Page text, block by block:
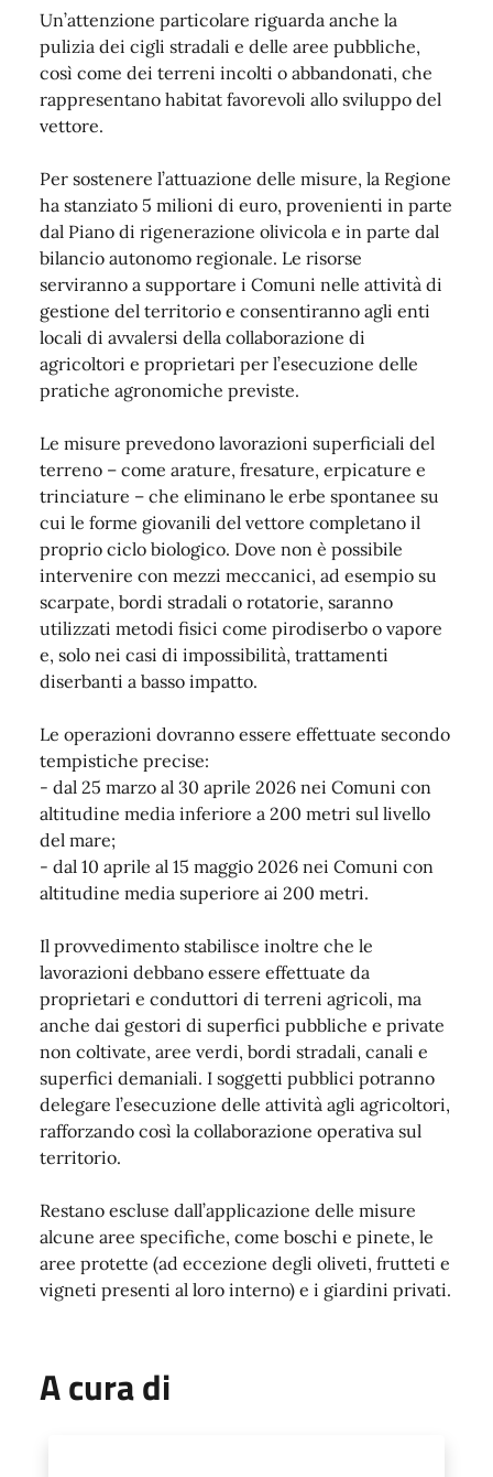
Un’attenzione particolare riguarda anche la
pulizia dei cigli stradali e delle aree pubbliche,
così come dei terreni incolti o abbandonati, che
rappresentano habitat favorevoli allo sviluppo del
vettore.
Per sostenere l’attuazione delle misure, la Regione
ha stanziato 5 milioni di euro, provenienti in parte
dal Piano di rigenerazione olivicola e in parte dal
bilancio autonomo regionale. Le risorse
serviranno a supportare i Comuni nelle attività di
gestione del territorio e consentiranno agli enti
locali di avvalersi della collaborazione di
agricoltori e proprietari per l’esecuzione delle
pratiche agronomiche previste.
Le misure prevedono lavorazioni superficiali del
terreno – come arature, fresature, erpicature e
trinciature – che eliminano le erbe spontanee su
cui le forme giovanili del vettore completano il
proprio ciclo biologico. Dove non è possibile
intervenire con mezzi meccanici, ad esempio su
scarpate, bordi stradali o rotatorie, saranno
utilizzati metodi fisici come pirodiserbo o vapore
e, solo nei casi di impossibilità, trattamenti
diserbanti a basso impatto.
Le operazioni dovranno essere effettuate secondo
tempistiche precise:
- dal 25 marzo al 30 aprile 2026 nei Comuni con
altitudine media inferiore a 200 metri sul livello
del mare;
- dal 10 aprile al 15 maggio 2026 nei Comuni con
altitudine media superiore ai 200 metri.
Il provvedimento stabilisce inoltre che le
lavorazioni debbano essere effettuate da
proprietari e conduttori di terreni agricoli, ma
anche dai gestori di superfici pubbliche e private
non coltivate, aree verdi, bordi stradali, canali e
superfici demaniali. I soggetti pubblici potranno
delegare l’esecuzione delle attività agli agricoltori,
rafforzando così la collaborazione operativa sul
territorio.
Restano escluse dall’applicazione delle misure
alcune aree specifiche, come boschi e pinete, le
aree protette (ad eccezione degli oliveti, frutteti e
vigneti presenti al loro interno) e i giardini privati.
A cura di